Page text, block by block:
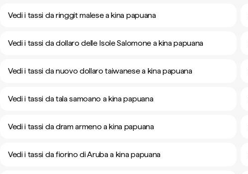
Vedi i tassi da ringgit malese a kina papuana
Vedi i tassi da dollaro delle Isole Salomone a kina papuana
Vedi i tassi da nuovo dollaro taiwanese a kina papuana
Vedi i tassi da tala samoano a kina papuana
Vedi i tassi da dram armeno a kina papuana
Vedi i tassi da fiorino di Aruba a kina papuana